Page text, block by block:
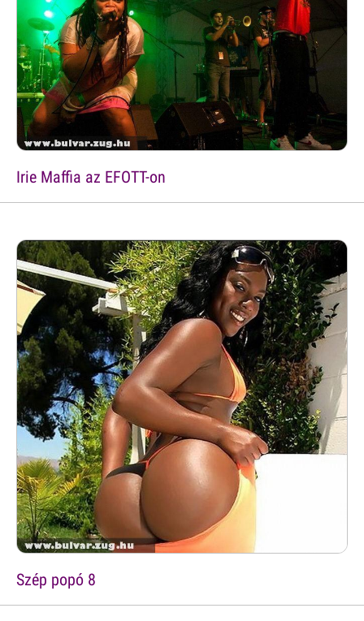
Irie Maffia az EFOTT-on
Szép popó 8